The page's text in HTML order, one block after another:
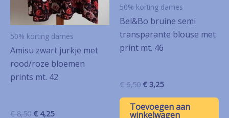
50% korting dames
Amisu zwart jurkje met
rood/roze bloemen
prints mt. 42
€8,50 Oorspronkelijke
€ 4,25Huidige
50% korting dames
Bel&Bo bruine semi
transparante blouse met
print mt. 46
€6,50 Oorspronkelijke
was:
€ 6,50.
€ 3,25Huidige
is:
€ 3,25.
Toevoegen aan
winkelwagen